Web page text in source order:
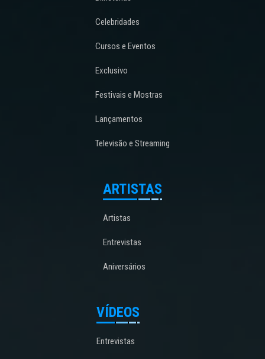
Celebridades
Cursos e Eventos
Exclusivo
Festivais e Mostras
Lançamentos
Televisão e Streaming
ARTISTAS
Artistas
Entrevistas
Aniversários
VÍDEOS
Entrevistas